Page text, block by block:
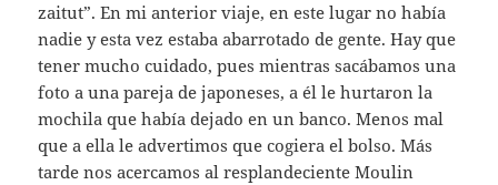
zaitut”. En mi anterior viaje, en este lugar no había
nadie y esta vez estaba abarrotado de gente. Hay que
tener mucho cuidado, pues mientras sacábamos una
foto a una pareja de japoneses, a él le hurtaron la
mochila que había dejado en un banco. Menos mal
que a ella le advertimos que cogiera el bolso. Más
tarde nos acercamos al resplandeciente Moulin